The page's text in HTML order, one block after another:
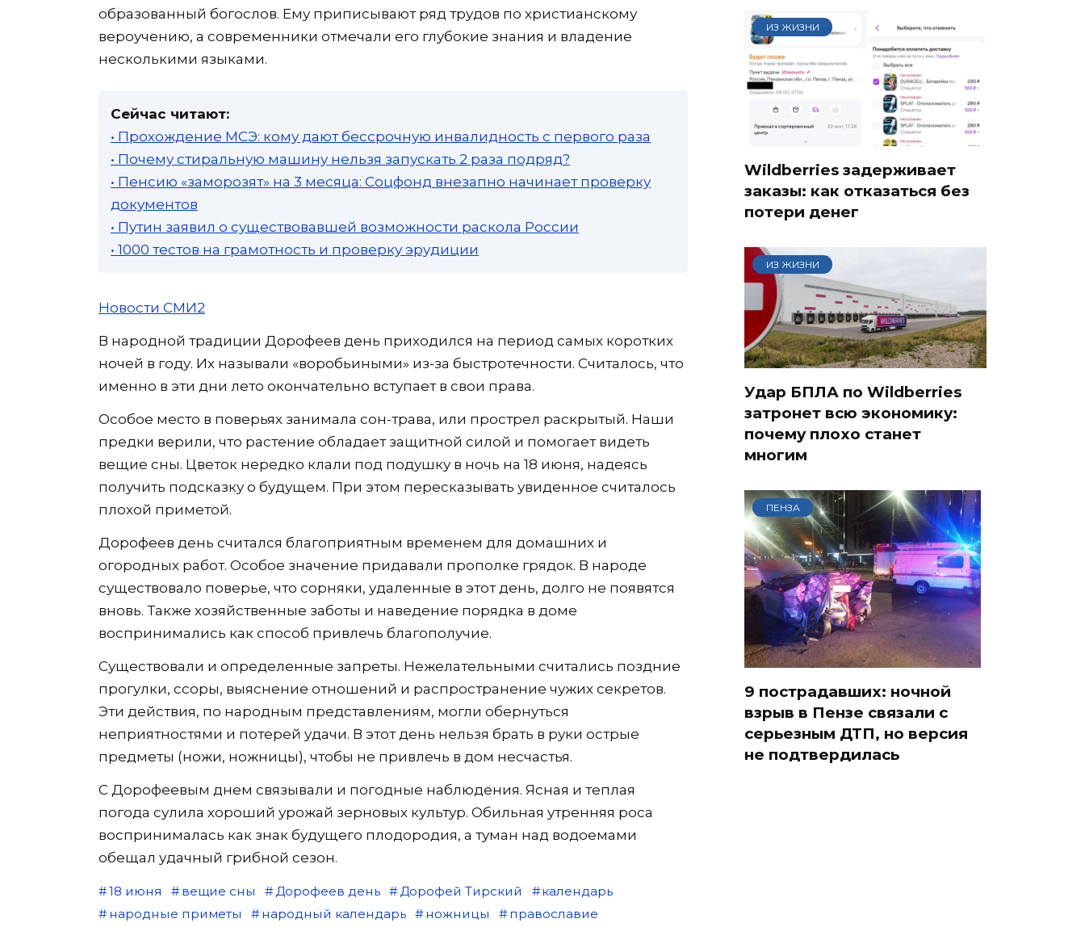
образованный богослов. Ему приписывают ряд трудов по христианскому
вероучению, а современники отмечали его глубокие знания и владение
несколькими языками.
Сейчас читают:
• Прохождение МСЭ: кому дают бессрочную инвалидность с первого раза
• Почему стиральную машину нельзя запускать 2 раза подряд?
• Пенсию «заморозят» на 3 месяца: Соцфонд внезапно начинает проверку
документов
• Путин заявил о существовавшей возможности раскола России
• 1000 тестов на грамотность и проверку эрудиции
Новости СМИ2
В народной традиции Дорофеев день приходился на период самых коротких
ночей в году. Их называли «воробьиными» из-за быстротечности. Считалось, что
именно в эти дни лето окончательно вступает в свои права.
Особое место в поверьях занимала сон-трава, или прострел раскрытый. Наши
предки верили, что растение обладает защитной силой и помогает видеть
вещие сны. Цветок нередко клали под подушку в ночь на 18 июня, надеясь
получить подсказку о будущем. При этом пересказывать увиденное считалось
плохой приметой.
Дорофеев день считался благоприятным временем для домашних и
огородных работ. Особое значение придавали прополке грядок. В народе
существовало поверье, что сорняки, удаленные в этот день, долго не появятся
вновь. Также хозяйственные заботы и наведение порядка в доме
воспринимались как способ привлечь благополучие.
Существовали и определенные запреты. Нежелательными считались поздние
прогулки, ссоры, выяснение отношений и распространение чужих секретов.
Эти действия, по народным представлениям, могли обернуться
неприятностями и потерей удачи. В этот день нельзя брать в руки острые
предметы (ножи, ножницы), чтобы не привлечь в дом несчастья.
С Дорофеевым днем связывали и погодные наблюдения. Ясная и теплая
погода сулила хороший урожай зерновых культур. Обильная утренняя роса
воспринималась как знак будущего плодородия, а туман над водоемами
обещал удачный грибной сезон.
18 июня вещие сны Дорофеев день Дорофей Тирский
календарь
народные приметы
народный календарь ножницы
православие
ИЗ ЖИЗНИ
Wildberries задерживает
заказы: как отказаться без
потери денег
ИЗ ЖИЗНИ
Удар БПЛА по Wildberries
затронет всю экономику:
почему плохо станет
многим
ПЕНЗА
9 пострадавших: ночной
взрыв в Пензе связали с
серьезным ДТП, но версия
не подтвердилась